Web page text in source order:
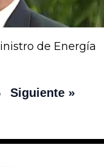
de Energía
Siguiente »